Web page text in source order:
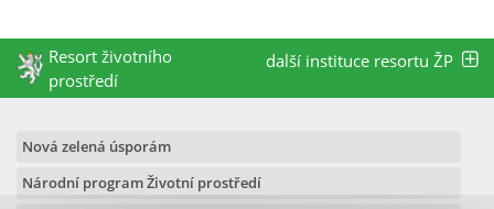
Resort životního
prostředí
další instituce resortu ŽP
Nová zelená úsporám
Národní program Životní prostředí